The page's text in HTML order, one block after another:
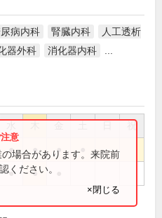
病内科 腎臓内科
人工透析
器外科 消化器内科
祝
● ● ●
● ●
場合があります。来院前
ください。
×閉じる